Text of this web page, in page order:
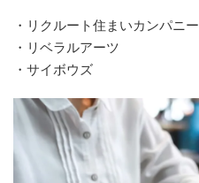
・リクルート住まいカンパニー
・リベラルアーツ
・サイボウズ